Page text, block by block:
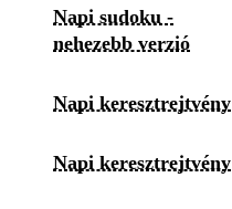
Napi sudoku -
nehezebb verzió
Napi keresztrejtvény
Napi keresztrejtvény